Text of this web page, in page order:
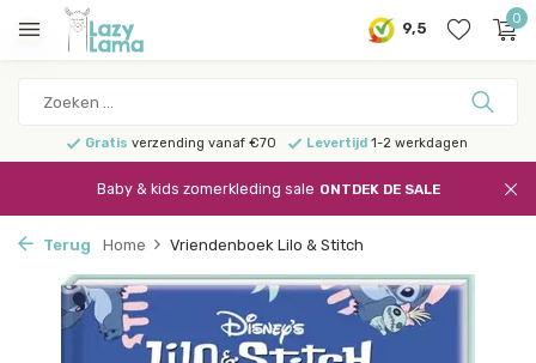
9,5
0
Gratis verzending vanaf €70 Levertijd1-2 werkdagen
Baby & kids zomerkleding sale ONTDEK DE SALE
Terug Home Vriendenboek Lilo & Stitch